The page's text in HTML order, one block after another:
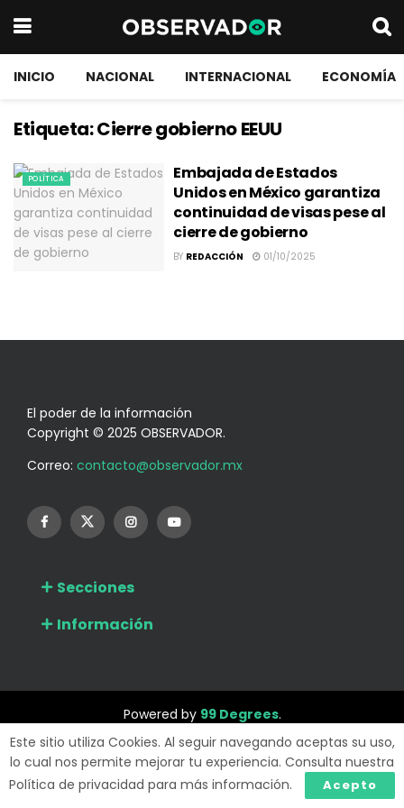
INICIO NACIONAL INTERNACIONAL ECONOMÍA
Etiqueta:Cierre gobierno EEUU
POLÍTICA
Embajada de Estados
Unidos en México garantiza
continuidad de visas pese al
cierre de gobierno
BY REDACCIÓN 01/10/2025
El poder de la información
Copyright © 2025 OBSERVADOR.
Correo: contacto@observador.mx
Secciones
Información
Powered by 99 Degrees.
Este sitio utiliza Cookies. Al seguir navegando aceptas su uso,
lo cual nos permite mejorar tu experiencia. Consulta nuestra
Política de privacidad para más información.
Acepto